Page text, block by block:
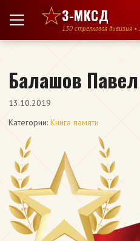
Перейти к содержимому
3-МКСД
130 стрелковая дивизия •
Балашов
13.10.2019
Категории: Книга памяти